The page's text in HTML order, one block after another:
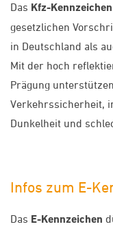
Das Kfz-Kennzeichen
gesetzlichen
in Deutschland als
Mit der hoch
Prägung
Verkehrssicherheit,
Dunkelheit und
Infos zum E-
Das E-Kennzeichen